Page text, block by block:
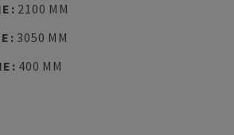
: 2100 MM
: 3050 MM
: 400 MM